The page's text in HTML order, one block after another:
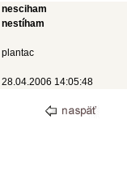
nesciham
nestíham
plantac
28.04.2006 14:05:48